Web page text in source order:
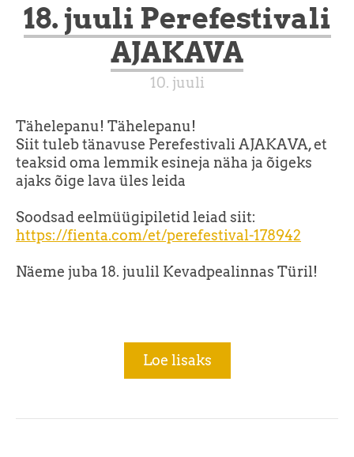
18. juuli Perefestivali
AJAKAVA
10. juuli
Tähelepanu! Tähelepanu!
Siit tuleb tänavuse Perefestivali AJAKAVA, et
teaksid oma lemmik esineja näha ja õigeks
ajaks õige lava üles leida
Soodsad eelmüügipiletid leiad siit:
https://fienta.com/et/perefestival-178942
Näeme juba 18. juulil Kevadpealinnas Türil!
Loe lisaks